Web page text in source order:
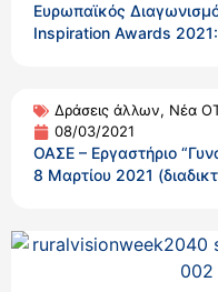
Ευρωπαϊκός
Inspiration Awards
Δράσεις άλλων, Νέα
08/03/2021
ΟΑΣΕ – Εργαστήριο
8 Μαρτίου 2021